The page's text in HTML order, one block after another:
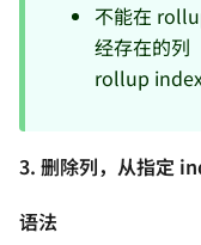
不能在
经存在的列
rollup index
3. 删除列，从指定
语法